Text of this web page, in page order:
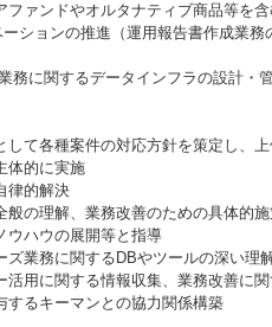
ァンドやオルタナティブ商品等を
ションの推進（運用報告書作成業務
務に関するデータインフラの設計・
して各種案件の対応方針を策定し、
体的に実施
律的解決
般の理解、業務改善のための具体的
ウハウの展開等と指導
ズ業務に関するDBやツールの深い理
活用に関する情報収集、業務改善に
するキーマンとの協力関係構築